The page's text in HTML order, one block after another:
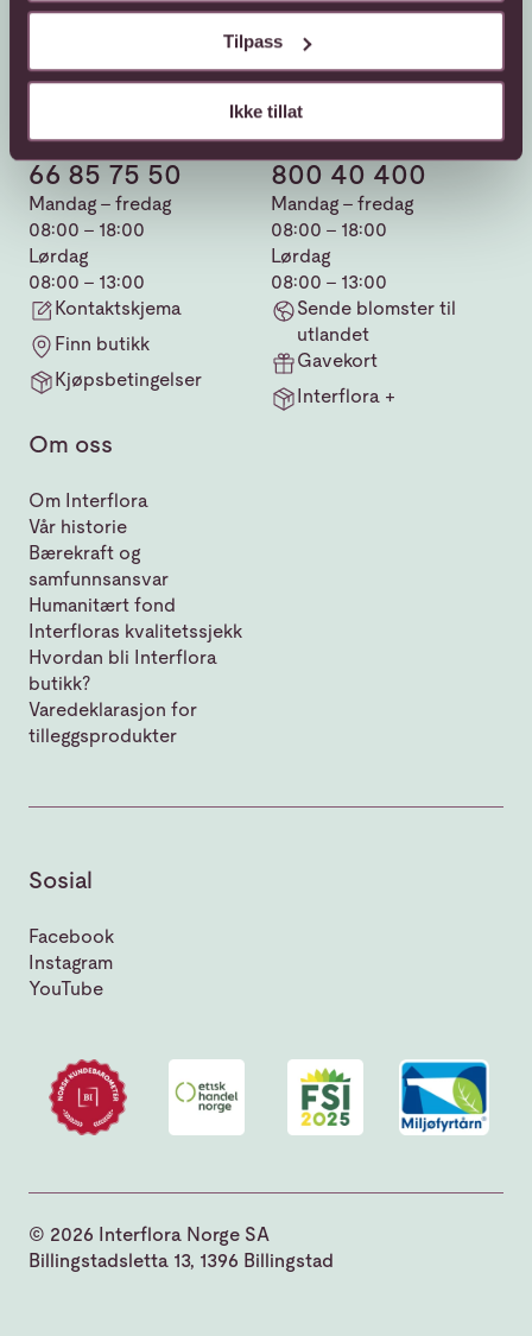
Tilpass
Ikke tillat
66 85 75 50
Mandag - fredag
08:00 - 18:00
Lørdag
08:00 - 13:00
Kontaktskjema
Finn butikk
Kjøpsbetingelser
Sende blomster
800 40 400
Mandag - fredag
08:00 - 18:00
Lørdag
08:00 - 13:00
Sende blomster til
utlandet
Gavekort
Interflora +
Om oss
Om Interflora
Vår historie
Bærekraft og
samfunnsansvar
Humanitært fond
Interfloras kvalitetssjekk
Hvordan bli Interflora
butikk?
Varedeklarasjon for
tilleggsprodukter
Sosial
Facebook
Instagram
YouTube
© 2026 Interflora Norge SA
Billingstadsletta 13, 1396 Billingstad